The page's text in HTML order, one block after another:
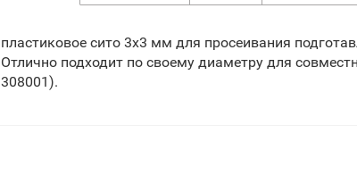
пластиковое сито 3х3 мм для просеивания
Отлично подходит по своему диаметру для
308001).